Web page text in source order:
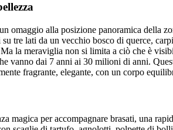
omaggio alla posizione panoramica della
tre lati da un vecchio bosco di querce,
la meraviglia non si limita a ciò che è
vanno dai 7 anni ai 30 milioni di anni.
fragrante, elegante, con un corpo
magica per accompagnare brasati, una